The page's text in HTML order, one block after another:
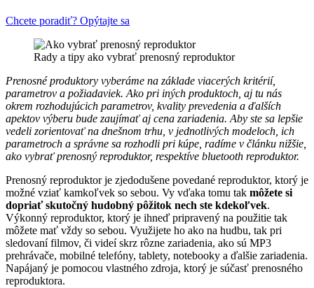
Chcete poradiť? Opýtajte sa
Rady a tipy ako vybrať prenosný reproduktor
Prenosné produktory vyberáme na základe viacerých kritérií,
parametrov a požiadaviek. Ako pri iných produktoch, aj tu nás
okrem rozhodujúcich parametrov, kvality prevedenia a ďalších
apektov výberu bude zaujímať aj cena zariadenia. Aby ste sa lepšie
vedeli zorientovať na dnešnom trhu, v jednotlivých modeloch, ich
parametroch a správne sa rozhodli pri kúpe, radíme v článku nižšie,
ako vybrať prenosný reproduktor, respektíve bluetooth reproduktor.
Prenosný reproduktor je zjedodušene povedané reproduktor, ktorý je
možné vziať kamkoľvek so sebou. Vy vďaka tomu tak môžete si
dopriať skutočný hudobný pôžitok nech ste kdekoľvek.
Výkonný reproduktor, ktorý je ihneď pripravený na použitie tak
môžete mať vždy so sebou. Využijete ho ako na hudbu, tak pri
sledovaní filmov, či videí skrz rôzne zariadenia, ako sú MP3
prehrávače, mobilné telefóny, tablety, notebooky a ďalšie zariadenia.
Napájaný je pomocou vlastného zdroja, ktorý je súčasť prenosného
reproduktora.